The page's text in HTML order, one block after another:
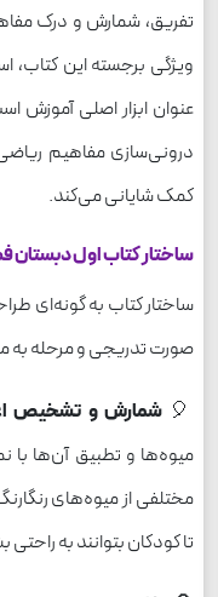
تفریق، شمارش و درک
ویژگی برجسته این کتاب،
عنوان ابزار اصلی آموزش
درونی‌سازی مفاهیم
کمک شایانی می‌کند.
ساختار کتاب اول
ساختار کتاب به گونه‌ای
صورت تدریجی و مرحله به
🎈 شمارش و تشخیص
میوه‌ها و تطبیق آن‌ها با
مختلفی از میوه‌های
تا کودکان بتوانند به